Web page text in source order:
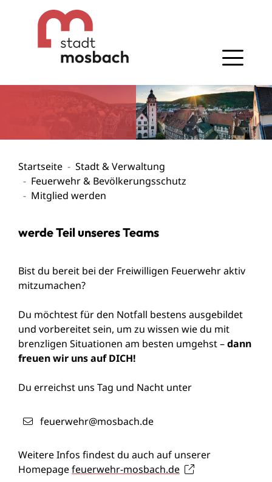
Gehe zum Navigationsbereich
Gehe zum Inhalt
Startseite
Stadt & Verwaltung
Feuerwehr & Bevölkerungsschutz
Mitglied werden
werde Teil unseres Teams
Bist du bereit bei der Freiwilligen Feuerwehr aktiv
mitzumachen?
Du möchtest für den Notfall bestens ausgebildet
und vorbereitet sein, um zu wissen wie du mit
brenzligen Situationen am besten umgehst –dann
freuen wir uns auf DICH!
Du erreichst uns Tag und Nacht unter
feuerwehr@mosbach.de
Weitere Infos findest du auch auf unserer
Homepagefeuerwehr-mosbach.de